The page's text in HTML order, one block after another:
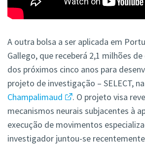
A outra bolsa a ser aplicada em
Gallego, que receberá 2,1 milhões
dos próximos cinco anos para
projeto de investigação – SELECT, na
Champalimaud
. O projeto visa
mecanismos neurais subjacentes à
execução de movimentos
investigador juntou-se